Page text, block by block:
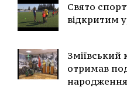
Свято
відкритим
Зміївський
отримав
народження